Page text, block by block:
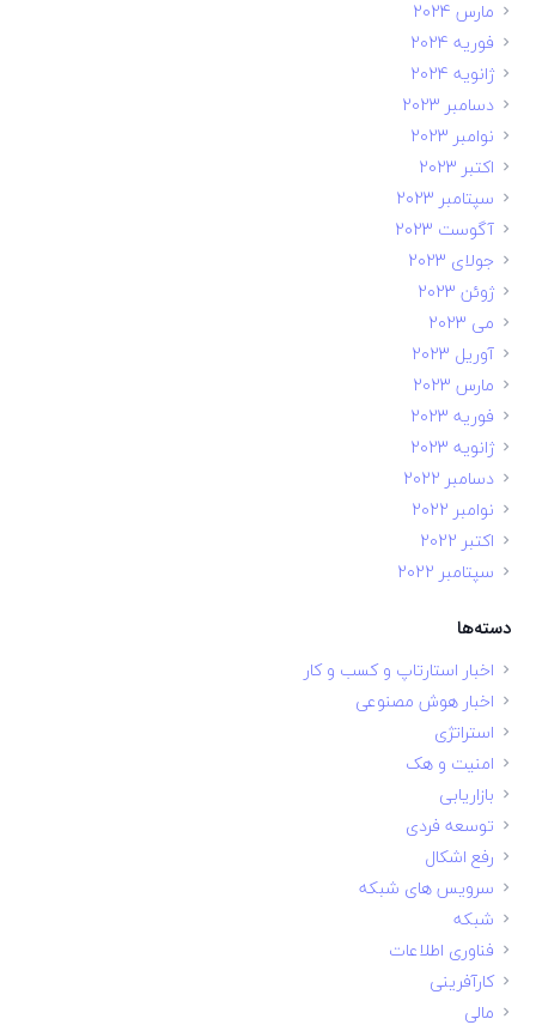
مارس 2024
فوریه 2024
ژانویه 2024
دسامبر 2023
نوامبر 2023
اکتبر 2023
سپتامبر 2023
آگوست 2023
جولای 2023
ژوئن 2023
می 2023
آوریل 2023
مارس 2023
فوریه 2023
ژانویه 2023
دسامبر 2022
نوامبر 2022
اکتبر 2022
سپتامبر 2022
دسته‌ها
اخبار استارتاپ و کسب و کار
اخبار هوش مصنوعی
استراتژی
امنیت و هک
بازاریابی
توسعه فردی
رفع اشکال
سرویس های شبکه
شبکه
فناوری اطلاعات
کارآفرینی
مالی